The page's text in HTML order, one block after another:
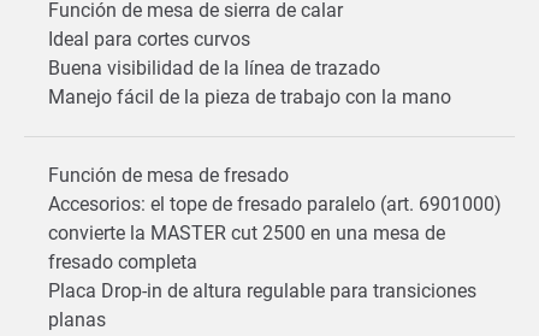
Función de mesa de sierra de calar
Ideal para cortes curvos
Buena visibilidad de la línea de trazado
Manejo fácil de la pieza de trabajo con la mano
Función de mesa de fresado
Accesorios: el tope de fresado paralelo (art. 6901000)
convierte la MASTER cut 2500 en una mesa de
fresado completa
Placa Drop-in de altura regulable para transiciones
planas